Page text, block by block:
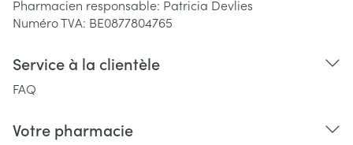
Pharmacien responsable: Patricia Devlies
Numéro TVA: BE0877804765
Service à la clientèle
FAQ
Votre pharmacie